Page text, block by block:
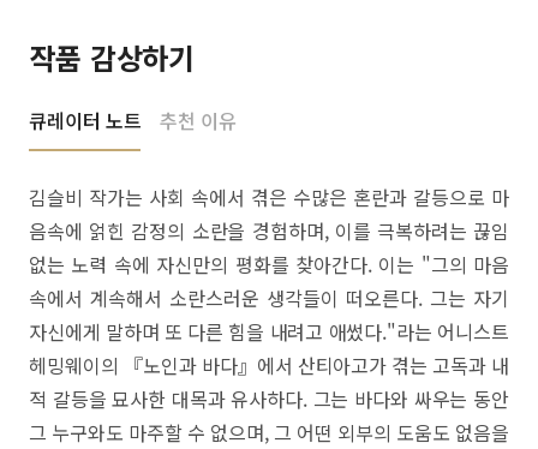
작품 감상하기
큐레이터 노트 추천 이유
김슬비 작가는 사회 속에서 겪은 수많은 혼란과 갈등으로 마
음속에 얽힌 감정의 소란을 경험하며, 이를 극복하려는 끊임
없는 노력 속에 자신만의 평화를 찾아간다. 이는 "그의 마음
속에서 계속해서 소란스러운 생각들이 떠오른다. 그는 자기
자신에게 말하며 또 다른 힘을 내려고 애썼다."라는 어니스트
헤밍웨이의 『노인과 바다』에서 산티아고가 겪는 고독과 내
적 갈등을 묘사한 대목과 유사하다. 그는 바다와 싸우는 동안
그 누구와도 마주할 수 없으며, 그 어떤 외부의 도움도 없음을